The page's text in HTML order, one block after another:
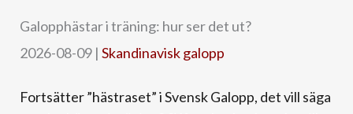
Galopphästar i träning: hur ser det ut?
2026-08-09 | Skandinavisk galopp
Fortsätter ”hästraset” i Svensk Galopp, det vill säga